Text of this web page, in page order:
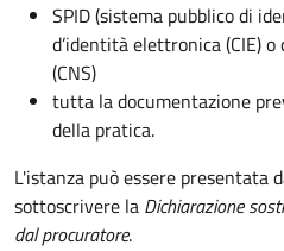
SPID (sistema pubblico di
d’identità elettronica (CIE)
(CNS)
tutta la documentazione
della pratica.
L'istanza può essere presentata
sottoscrivere la Dichiarazione
dal procuratore.